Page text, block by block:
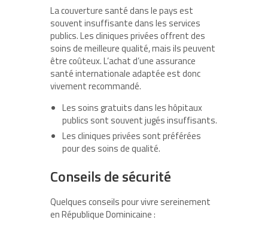
La couverture santé dans le pays est
souvent insuffisante dans les services
publics. Les cliniques privées offrent des
soins de meilleure qualité, mais ils peuvent
être coûteux. L’achat d’une assurance
santé internationale adaptée est donc
vivement recommandé.
Les soins gratuits dans les hôpitaux
publics sont souvent jugés insuffisants.
Les cliniques privées sont préférées
pour des soins de qualité.
Conseils de sécurité
Quelques conseils pour vivre sereinement
en République Dominicaine :